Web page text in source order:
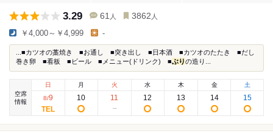
3.29 61 人 3862 人
￥4,000～￥4,999 -
...■カツオの藁焼き ■お通し ■突き出し ■日本酒 ■カツオのたたき ■だし
巻き卵 ■看板 ■ビール ■メニュー(ドリンク) ■ぶりの造り...
空席
情報
日
8/9
月
10
火
11
水
12
木
13
金
14
土
15